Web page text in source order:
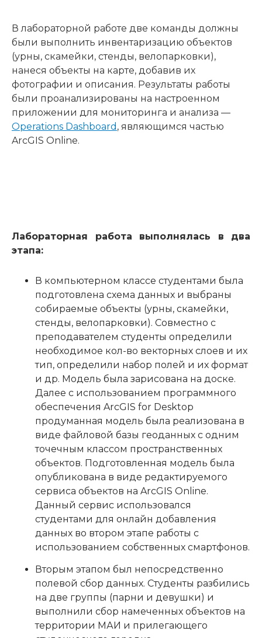
В лабораторной работе две команды должны
были выполнить инвентаризацию объектов
(урны, скамейки, стенды, велопарковки),
нанеся объекты на карте, добавив их
фотографии и описания. Результаты работы
были проанализированы на настроенном
приложении для мониторинга и анализа —
Operations Dashboard , являющимся частью
ArcGIS Online.
Лабораторная работа выполнялась в два
этапа:
В компьютерном классе студентами была
подготовлена схема данных и выбраны
собираемые объекты (урны, скамейки,
стенды, велопарковки). Совместно с
преподавателем студенты определили
необходимое кол-во векторных слоев и их
тип, определили набор полей и их формат
и др. Модель была зарисована на доске.
Далее с использованием программного
обеспечения ArcGIS for Desktop
продуманная модель была реализована в
виде файловой базы геоданных с одним
точечным классом пространственных
объектов. Подготовленная модель была
опубликована в виде редактируемого
сервиса объектов на ArcGIS Online.
Данный сервис использовался
студентами для онлайн добавления
данных во втором этапе работы с
использованием собственных смартфонов.
Вторым этапом был непосредственно
полевой сбор данных. Студенты разбились
на две группы (парни и девушки) и
выполнили сбор намеченных объектов на
территории МАИ и прилегающего